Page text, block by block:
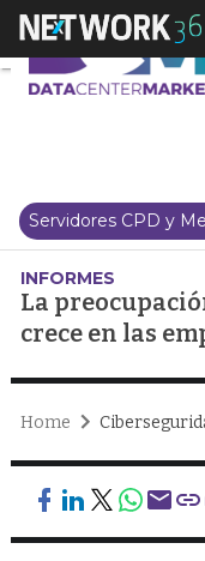
Servidores CPD y
INFORMES
La
crece en las
Home